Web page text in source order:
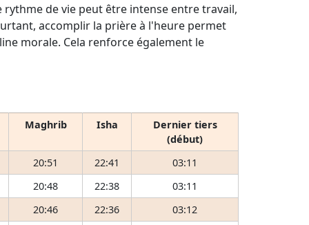
de vie peut être intense entre travail,
accomplir la prière à l'heure permet
morale. Cela renforce également le
Maghrib Isha
Dernier tiers
(début)
20:51 22:41
03:11
20:48 22:38
03:11
20:46 22:36
03:12